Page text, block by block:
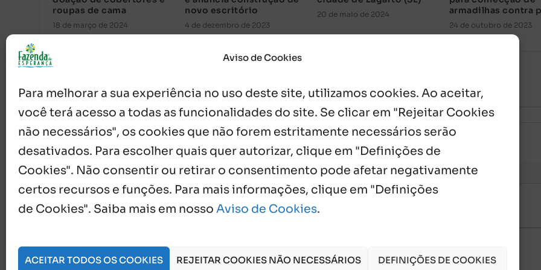
Aviso de Cookies
Para melhorar a sua experiência no uso deste site, utilizamos cookies. Ao aceitar,
você terá acesso a todas as funcionalidades do site. Se clicar em "Rejeitar Cookies
não necessários", os cookies que não forem estritamente necessários serão
desativados. Para escolher quais quer autorizar, clique em "Definições de
Cookies". Não consentir ou retirar o consentimento pode afetar negativamente
certos recursos e funções. Para mais informações, clique em "Definições
de Cookies". Saiba mais em nosso Aviso de Cookies.
ACEITAR TODOS OS COOKIES REJEITAR COOKIES NÃO NECESSÁRIOS DEFINIÇÕES DE COOKIES
roupas de cama
18 de março de 2024
novo escritório
4 de dezembro de 2023
20 de maio de 2024
armadilhas contra
24 de outubro de 2023
{} [+]